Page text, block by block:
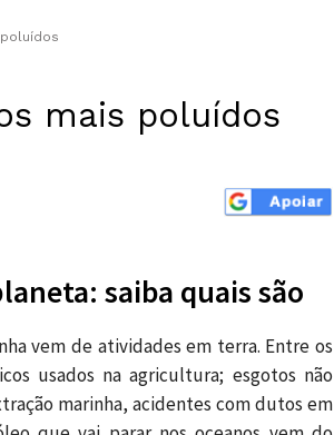
mais poluídos
saiba quais são
vem de atividades em terra. Entre os
usados na agricultura; esgotos não
marinha, acidentes com dutos em